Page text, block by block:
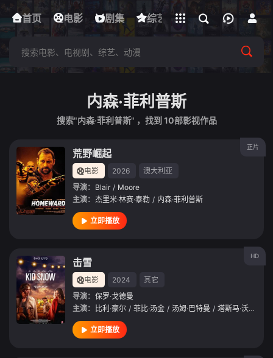
首页 电影 剧集 综艺 动漫 短剧
下载客户端
立即登录
内森·菲利普斯
搜索"内森·菲利普斯" ，找到 10部影视作品
正片
荒野崛起
电影 2026
澳大利亚
导演： Blair / Moore
主演： 杰里米·林赛·泰勒 / 内森·菲利普斯
立即播放
HD
击雪
电影 2024
其它
导演： 保罗·戈德曼
主演：
比利·豪尔 / 菲比·汤金 / 汤姆·巴特曼 / 塔斯马·沃尔顿
立即播放